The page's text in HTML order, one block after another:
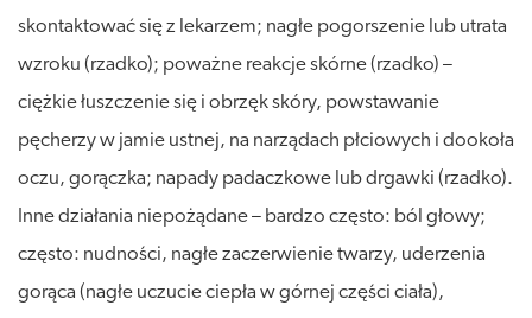
skontaktować się z lekarzem; nagłe pogorszenie lub utrata
wzroku (rzadko); poważne reakcje skórne (rzadko) –
ciężkie łuszczenie się i obrzęk skóry, powstawanie
pęcherzy w jamie ustnej, na narządach płciowych i dookoła
oczu, gorączka; napady padaczkowe lub drgawki (rzadko).
Inne działania niepożądane – bardzo często: ból głowy;
często: nudności, nagłe zaczerwienie twarzy, uderzenia
gorąca (nagłe uczucie ciepła w górnej części ciała),